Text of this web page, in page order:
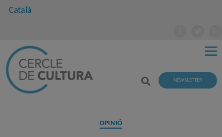
Català
NEWSLETTER
Categories
OPINIÓ